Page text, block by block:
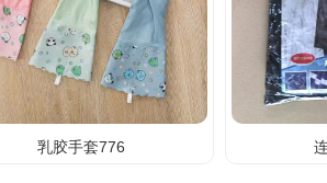
乳胶手套776